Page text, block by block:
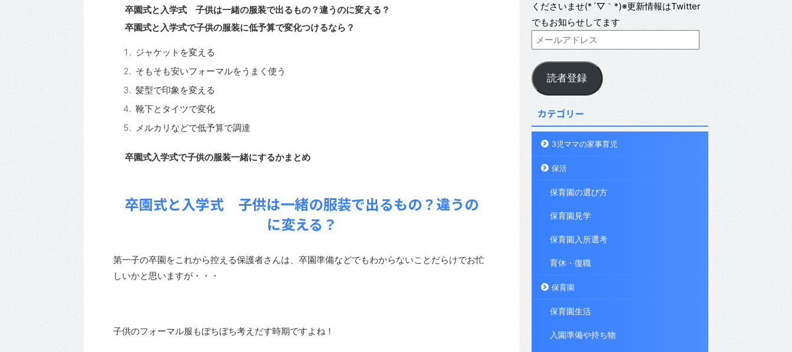
卒園式と入学式 子供は一緒の服装で出るもの？違うのに変える？
卒園式と入学式で子供の服装に低予算で変化つけるなら？
ジャケットを変える
そもそも安いフォーマルをうまく使う
髪型で印象を変える
靴下とタイツで変化
メルカリなどで低予算で調達
卒園式入学式で子供の服装一緒にするかまとめ
卒園式と入学式 子供は一緒の服装で出るもの？違うの
に変える？
第一子の卒園をこれから控える保護者さんは、卒園準備などでもわからないことだらけでお忙
しいかと思いますが・・・
子供のフォーマル服もぼちぼち考えだす時期ですよね！
くださいませ(*´▽｀*)※更新情報はTwitter
でもお知らせしてます
読者登録
カテゴリー
3児ママの家事育児
保活
保育園の選び方
保育園見学
保育園入所選考
育休・復職
保育園
保育園生活
入園準備や持ち物